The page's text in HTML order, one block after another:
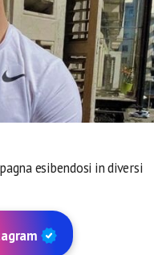
esibendosi in diversi